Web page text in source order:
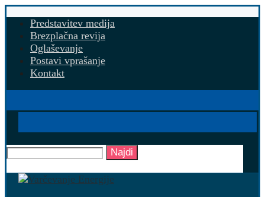
Predstavitev medija
Brezplačna revija
Oglaševanje
Postavi vprašanje
Kontakt
Najdi